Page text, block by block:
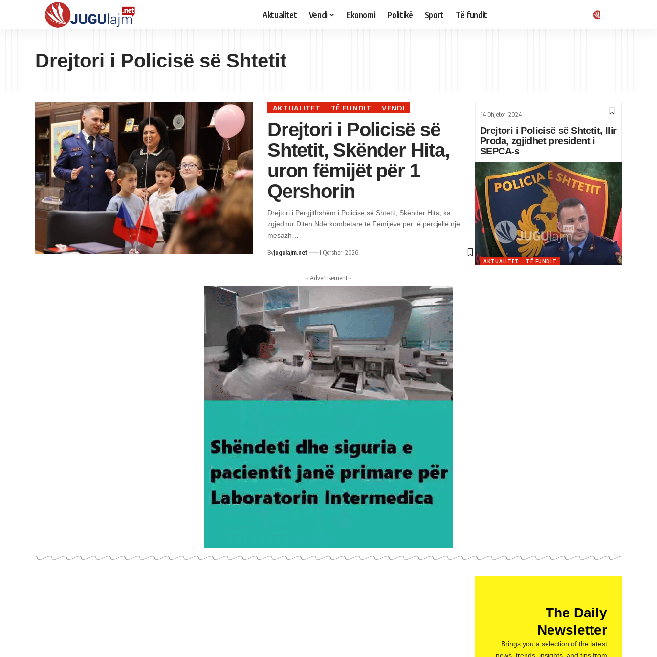
Aktualitet Vendi Ekonomi Politikë Sport Të fundit
Drejtori i Policisë së Shtetit
AKTUALITET TË FUNDIT VENDI
Drejtori i Policisë së
Shtetit, Skënder Hita,
uron fëmijët për 1
Qershorin
Drejtori i Përgjithshëm i Policisë së Shtetit, Skënder Hita, ka
zgjedhur Ditën Ndërkombëtare të Fëmijëve për të përcjellë një
mesazh…
ByJugulajm.net 1 Qershor, 2026
14 Dhjetor, 2024
Drejtori i Policisë së Shtetit, Ilir
Proda, zgjidhet president i
SEPCA-s
AKTUALITET TË FUNDIT
- Advertisement -
The Daily
Newsletter
Brings you a selection of the latest
news, trends, insights, and tips from